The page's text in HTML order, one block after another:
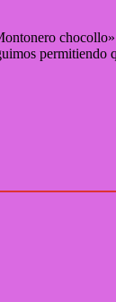
permitiendo